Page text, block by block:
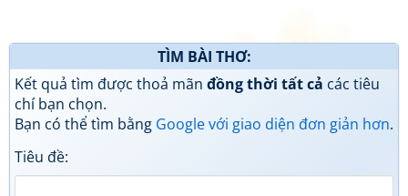
TÌM BÀI THƠ:
Kết quả tìm được thoả mãn đồng thời tất cả các tiêu
chí bạn chọn.
Bạn có thể tìm bằng Google với giao diện đơn giản hơn.
Tiêu đề: